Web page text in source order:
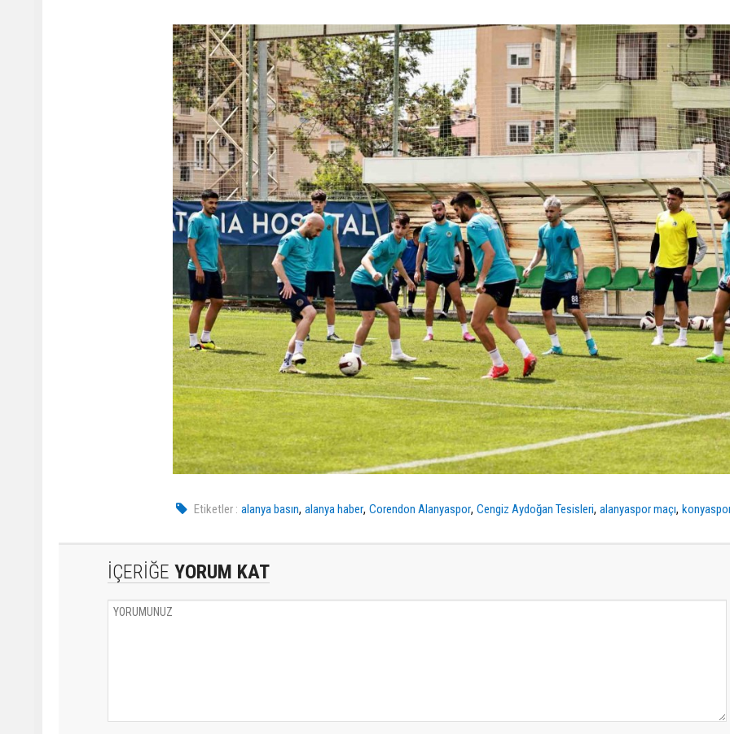
Etiketler : alanya basın,alanya haber,Corendon Alanyaspor,Cengiz Aydoğan Tesisleri,alanyaspor maçı,
İÇERİĞE YORUM KAT